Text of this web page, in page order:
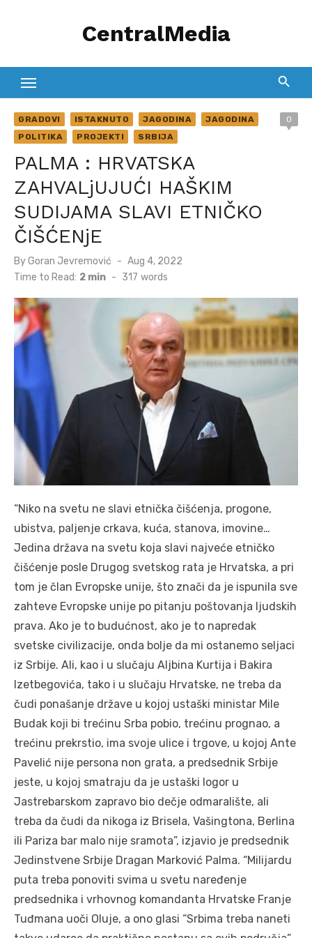
CentralMedia
GRADOVI ISTAKNUTO JAGODINA
JAGODINA
POLITIKA
PROJEKTI SRBIJA
0
PALMA : HRVATSKA
ZAHVALjUJUĆI HAŠKIM
SUDIJAMA SLAVI ETNIČKO
ČIŠĆENjE
ByGoran Jevremović
Posted
on
Aug 4, 2022
Time to Read: 2 min - 317 words
“Niko na svetu ne slavi etnička čišćenja, progone,
ubistva, paljenje crkava, kuća, stanova, imovine…
Jedina država na svetu koja slavi najveće etničko
čišćenje posle Drugog svetskog rata je Hrvatska, a pri
tom je član Evropske unije, što znači da je ispunila sve
zahteve Evropske unije po pitanju poštovanja ljudskih
prava. Ako je to budućnost, ako je to napredak
svetske civilizacije, onda bolje da mi ostanemo seljaci
iz Srbije. Ali, kao i u slučaju Aljbina Kurtija i Bakira
Izetbegovića, tako i u slučaju Hrvatske, ne treba da
čudi ponašanje države u kojoj ustaški ministar Mile
Budak koji bi trećinu Srba pobio, trećinu prognao, a
trećinu prekrstio, ima svoje ulice i trgove, u kojoj Ante
Pavelić nije persona non grata, a predsednik Srbije
jeste, u kojoj smatraju da je ustaški logor u
Jastrebarskom zapravo bio dečje odmaralište, ali
treba da čudi da nikoga iz Brisela, Vašingtona, Berlina
ili Pariza bar malo nije sramota”, izjavio je predsednik
Jedinstvene Srbije Dragan Marković Palma. “Milijardu
puta treba ponoviti svima u svetu naređenje
predsednika i vrhovnog komandanta Hrvatske Franje
Tuđmana uoči Oluje, a ono glasi “Srbima treba naneti